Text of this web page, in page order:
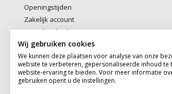
Openingstijden
Zakelijk account
Betaalmethoden
Verzenden & Afhalen
Algemene voorwaarden
Disclaimer
Privacybeleid
Wij gebruiken cookies
We kunnen deze plaatsen voor analyse van onze
website te verbeteren, gepersonaliseerde inhoud te
website-ervaring te bieden. Voor meer informatie
gebruiken opent u de instellingen.